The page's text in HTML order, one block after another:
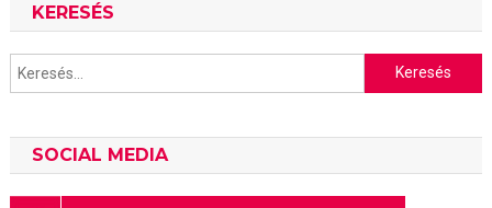
KERESÉS
Keresés:
SOCIAL MEDIA